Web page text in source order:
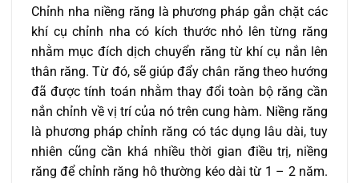
Chỉnh nha niềng răng là phương pháp gắn chặt các
khí cụ chỉnh nha có kích thước nhỏ lên từng răng
nhằm mục đích dịch chuyển răng từ khí cụ nắn lên
thân răng. Từ đó, sẽ giúp đẩy chân răng theo hướng
đã được tính toán nhằm thay đổi toàn bộ răng cần
nắn chỉnh về vị trí của nó trên cung hàm. Niềng răng
là phương pháp chỉnh răng có tác dụng lâu dài, tuy
nhiên cũng cần khá nhiều thời gian điều trị, niềng
răng để chỉnh răng hô thường kéo dài từ 1 – 2 năm.